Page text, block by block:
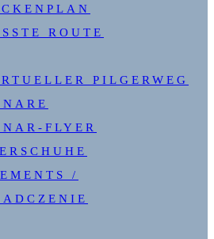
ROUTE
PILGERWEG
FLYER
/